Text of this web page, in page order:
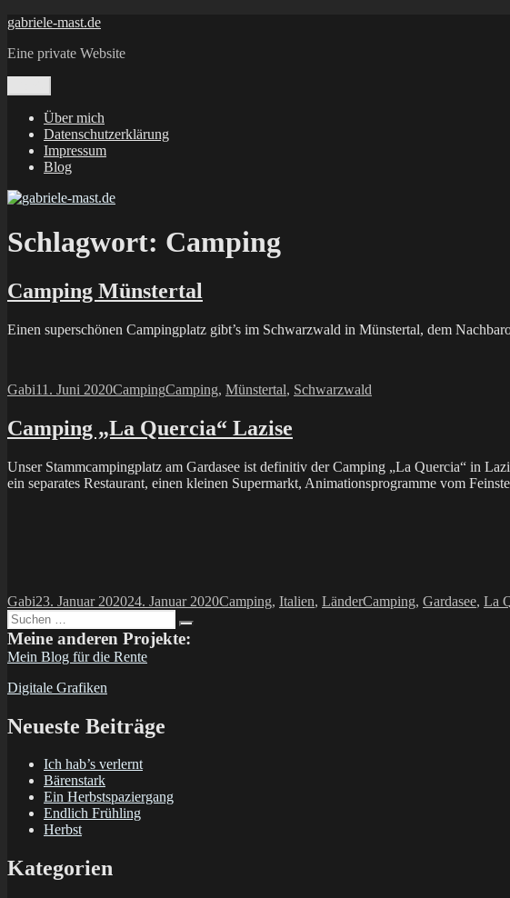
Zum
springen
gabriele-mast.de
Eine private Website
Über mich
Datenschutzerklärung
Impressum
Blog
Schlagwort: Camping
Camping Münstertal
Einen superschönen Campingplatz gibt’s im Schwarzwald in Münstertal, dem
Autor
GabiVeröffentlicht
11. Juni 2020Kategorien
CampingSchlagwörter
Camping, Münstertal, Schwarzwald
Camping „La Quercia“ Lazise
Unser Stammcampingplatz am Gardasee ist definitiv der Camping „La Quercia“ in
ein separates Restaurant, einen kleinen Supermarkt, Animationsprogramme vom
Autor
GabiVeröffentlicht
am
23. Januar 202024. Januar 2020Kategorien
Camping, Italien, LänderSchlagwörter
Camping, Gardasee, La
Suchen
nach:
Suchen
Meine anderen Projekte:
Mein Blog für die Rente
Digitale Grafiken
Neueste Beiträge
Ich hab’s verlernt
Bärenstark
Ein Herbstspaziergang
Endlich Frühling
Herbst
Kategorien